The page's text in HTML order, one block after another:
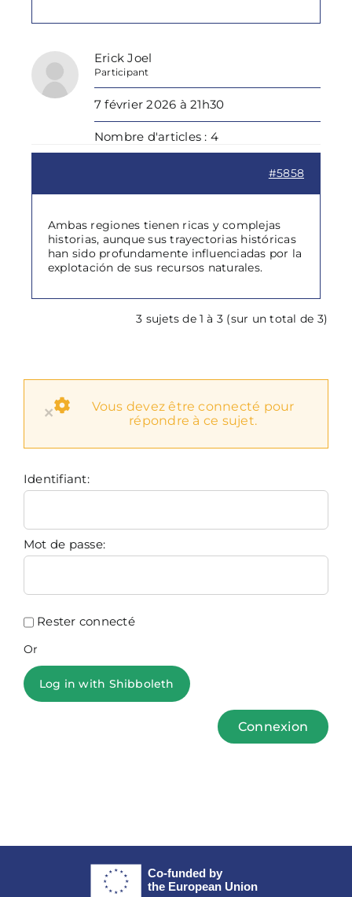
Erick Joel
Participant
7 février 2026 à 21h30
Nombre d'articles : 4
#5858
Ambas regiones tienen ricas y complejas
historias, aunque sus trayectorias históricas
han sido profundamente influenciadas por la
explotación de sus recursos naturales.
3 sujets de 1 à 3 (sur un total de 3)
×
Vous devez être connecté pour
répondre à ce sujet.
Identifiant:
Mot de passe:
Rester connecté
Or
Log in with Shibboleth
Connexion